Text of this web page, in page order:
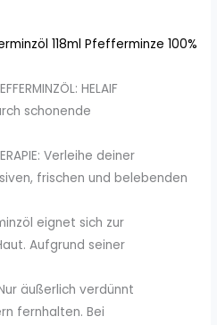
118ml Pfefferminze 100%
HELAIF
schonende
Verleihe deiner
frischen und belebenden
eignet sich zur
Aufgrund seiner
Nur äußerlich verdünnt
fernhalten. Bei